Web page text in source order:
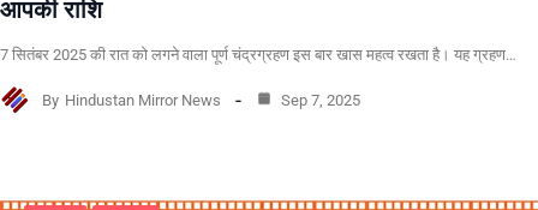
आपकी राशि
7 सितंबर 2025 की रात को लगने वाला पूर्ण चंद्रग्रहण इस बार खास महत्व रखता है। यह ग्रहण…
By Hindustan Mirror News Sep 7, 2025